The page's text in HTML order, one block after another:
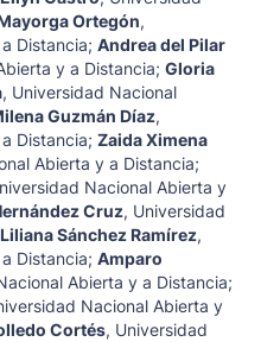
Ortegón,
Distancia; Andrea del Pilar
y a Distancia; Gloria
, Universidad Nacional
Guzmán Díaz,
Distancia; Zaida Ximena
Abierta y a Distancia;
Nacional Abierta y
Cruz, Universidad
Liliana Sánchez Ramírez,
Distancia; Amparo
Abierta y a Distancia;
Nacional Abierta y
Cortés, Universidad